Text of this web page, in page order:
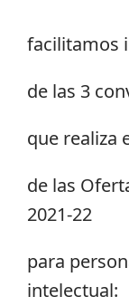
facilitamos
de las 3
que realiza
de las
2021-22
para
intelectual: